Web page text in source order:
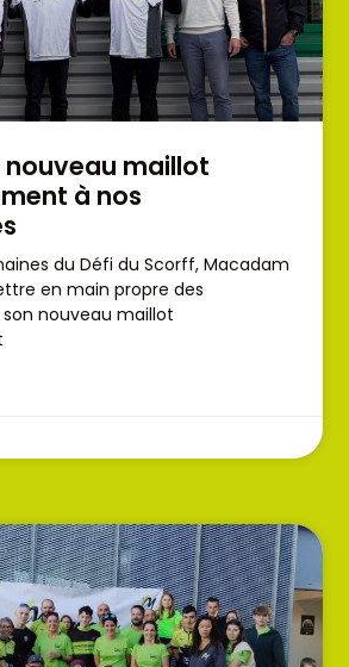
nouveau maillot
à nos
du Défi du Scorff, Macadam
en main propre des
nouveau maillot